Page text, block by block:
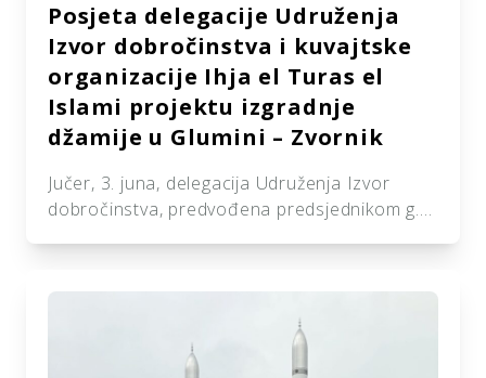
Posjeta delegacije Udruženja
Izvor dobročinstva i kuvajtske
organizacije Ihja el Turas el
Islami projektu izgradnje
džamije u Glumini – Zvornik
Jučer, 3. juna, delegacija Udruženja Izvor
dobročinstva, predvođena predsjednikom g.
el Islami iz Kuvajta, Mahmud En-Nedždi,
Zvornik i gradilište džamije u Glumini. Posjeta
je organizovana s ciljem praćenja dinamike